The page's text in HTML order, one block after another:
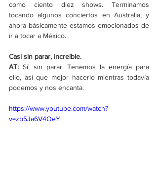
como ciento diez shows. Terminamos
tocando algunos conciertos en Australia, y
ahora básicamente estamos emocionados de
ir a tocar a México.
Casi sin parar, increíble.
AT: Sí, sin parar. Tenemos la energía para
ello, así que mejor hacerlo mientras todavía
podemos y nos encanta.
https://www.youtube.com/watch?
v=zb5Ja6V4OeY